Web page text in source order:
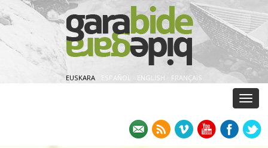
EUSKARA ESPAÑOL · ENGLISH · FRANÇAIS